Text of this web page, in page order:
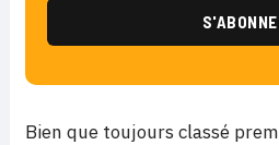
Bien que toujours classé